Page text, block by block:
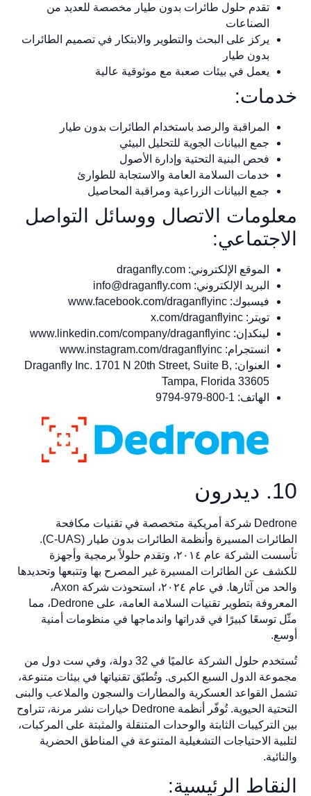
تقدم حلول طائرات بدون طيار مخصصة للعديد من
الصناعات
يركز على البحث والتطوير والابتكار في تصميم الطائرات
بدون طيار
يعمل في بيئات صعبة مع موثوقية عالية
خدمات:
المراقبة والرصد باستخدام الطائرات بدون طيار
جمع البيانات الجوية للتحليل البيئي
فحص البنية التحتية وإدارة الأصول
خدمات السلامة العامة والاستجابة للطوارئ
جمع البيانات الزراعية ومراقبة المحاصيل
معلومات الاتصال ووسائل التواصل
الاجتماعي:
الموقع الإلكتروني: draganfly.com
البريد الإلكتروني: info@draganfly.com
فيسبوك: www.facebook.com/draganflyinc
تويتر: x.com/draganflyinc
لينكدإن: www.linkedin.com/company/draganflyinc
انستجرام: www.instagram.com/draganflyinc
العنوان: Draganfly Inc. 1701 N 20th Street, Suite B,
Tampa, Florida 33605
الهاتف: 1-800-979-9794
10. ديدرون
Dedrone شركة أمريكية متخصصة في تقنيات مكافحة
الطائرات المسيرة وأنظمة الطائرات بدون طيار (C-UAS).
تأسست الشركة عام ٢٠١٤، وتقدم حلولاً برمجية وأجهزة
للكشف عن الطائرات المسيرة غير المصرح بها وتتبعها وتحديدها
والحد من آثارها. في عام ٢٠٢٤، استحوذت شركة Axon،
المعروفة بتطوير تقنيات السلامة العامة، على Dedrone، مما
مثّل توسعًا كبيرًا في قدراتها واندماجها في منظومات أمنية
أوسع.
تُستخدم حلول الشركة عالميًا في 32 دولة، وفي ست دول من
مجموعة الدول السبع الكبرى. وتُطبّق تقنياتها في بيئات متنوعة،
تشمل القواعد العسكرية والمطارات والسجون والملاعب والبنى
التحتية الحيوية. تُوفّر أنظمة Dedrone خيارات نشر مرنة، تتراوح
بين التركيبات الثابتة والوحدات المتنقلة والمثبتة على المركبات،
لتلبية الاحتياجات التشغيلية المتنوعة في المناطق الحضرية
والنائية.
النقاط الرئيسية: